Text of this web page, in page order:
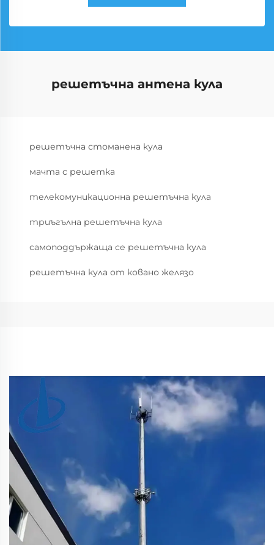
решетъчна антена кула
решетъчна стоманена кула
мачта с решетка
телекомуникационна решетъчна кула
триъгълна решетъчна кула
самоподдържаща се решетъчна кула
решетъчна кула от ковано желязо